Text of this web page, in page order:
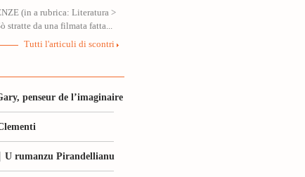
(in a rubrica: Literatura >
stratte da una filmata fatta...
Tutti l'articuli di scontri
penseur de l’imaginaire
U rumanzu Pirandellianu